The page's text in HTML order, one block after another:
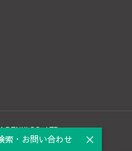
DENKI CO., LTD.
索・お問い合わせ